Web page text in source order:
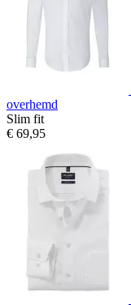
overhemd
Slim fit
€ 69,95